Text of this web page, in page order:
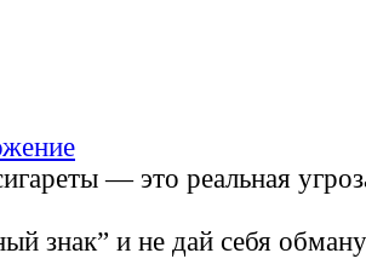
— это реальная
знак” и не дай себя